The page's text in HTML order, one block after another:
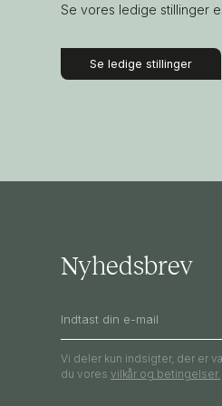
Se vores ledige stillinger
Se ledige stillinger
Nyhedsbrev
Vi deler kun indsigter, der er
du voresvilkår og betingelser.